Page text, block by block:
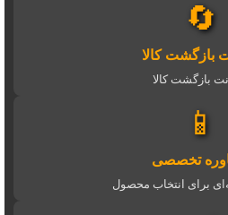
🔄
بازگشت کالا
بازگشت کالا
📱
تخصصی
برای انتخاب محصول